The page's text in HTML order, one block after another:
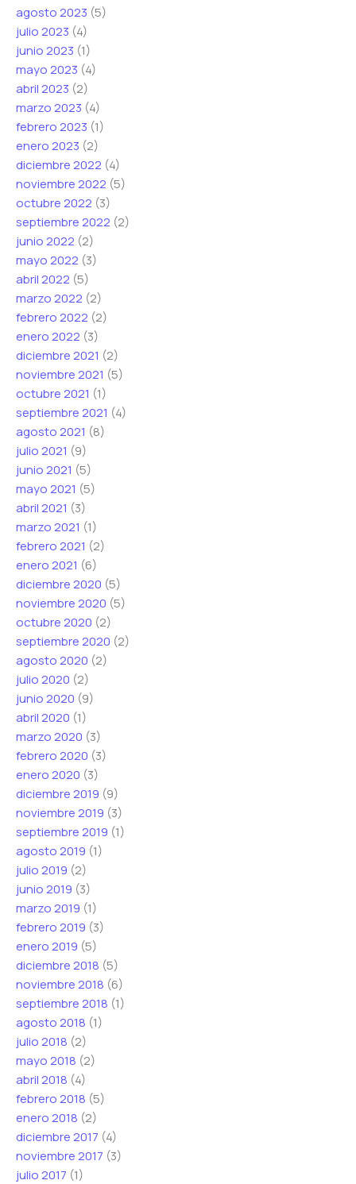
agosto 2023 (5)
julio 2023 (4)
junio 2023 (1)
mayo 2023 (4)
abril 2023 (2)
marzo 2023 (4)
febrero 2023 (1)
enero 2023 (2)
diciembre 2022 (4)
noviembre 2022 (5)
octubre 2022 (3)
septiembre 2022 (2)
junio 2022 (2)
mayo 2022 (3)
abril 2022 (5)
marzo 2022 (2)
febrero 2022 (2)
enero 2022 (3)
diciembre 2021 (2)
noviembre 2021 (5)
octubre 2021 (1)
septiembre 2021 (4)
agosto 2021 (8)
julio 2021 (9)
junio 2021 (5)
mayo 2021 (5)
abril 2021 (3)
marzo 2021 (1)
febrero 2021 (2)
enero 2021 (6)
diciembre 2020 (5)
noviembre 2020 (5)
octubre 2020 (2)
septiembre 2020 (2)
agosto 2020 (2)
julio 2020 (2)
junio 2020 (9)
abril 2020 (1)
marzo 2020 (3)
febrero 2020 (3)
enero 2020 (3)
diciembre 2019 (9)
noviembre 2019 (3)
septiembre 2019 (1)
agosto 2019 (1)
julio 2019 (2)
junio 2019 (3)
marzo 2019 (1)
febrero 2019 (3)
enero 2019 (5)
diciembre 2018 (5)
noviembre 2018 (6)
septiembre 2018 (1)
agosto 2018 (1)
julio 2018 (2)
mayo 2018 (2)
abril 2018 (4)
febrero 2018 (5)
enero 2018 (2)
diciembre 2017 (4)
noviembre 2017 (3)
julio 2017 (1)